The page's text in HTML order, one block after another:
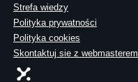
Strefa wiedzy
Polityka prywatności
Polityka cookies
Skontaktuj sie z webmasterem